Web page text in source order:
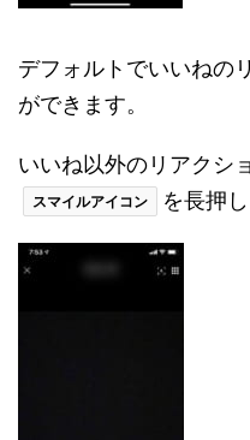
デフォルトでいいねの
ができます。
いいね以外のリアクシ
スマイルアイコン を長押